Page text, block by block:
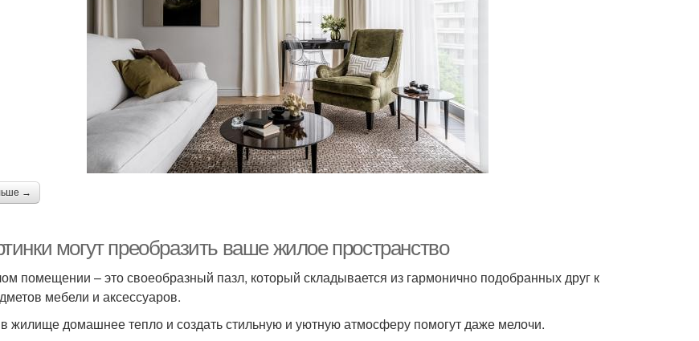
→
могут преобразить ваше жилое пространство
помещении – это своеобразный пазл, который складывается из гармонично подобранных друг к
мебели и аксессуаров.
жилище домашнее тепло и создать стильную и уютную атмосферу помогут даже мелочи.